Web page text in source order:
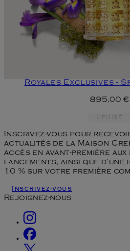
Royales Exclusives -
895,00 €
Épuisé
Inscrivez-vous pour
actualités de la Maison
accès en avant-première aux
lancements, ainsi que d’une
10 % sur votre première
Inscrivez-vous
Rejoignez-nous